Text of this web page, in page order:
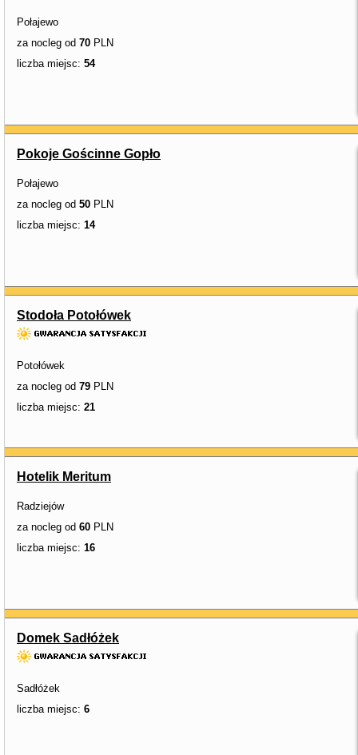
Połajewo
za nocleg od 70 PLN
liczba miejsc: 54
Pokoje Gościnne Gopło
Połajewo
za nocleg od 50 PLN
liczba miejsc: 14
Stodoła Potołówek
Potołówek
za nocleg od 79 PLN
liczba miejsc: 21
Hotelik Meritum
Radziejów
za nocleg od 60 PLN
liczba miejsc: 16
Domek Sadłóżek
Sadłóżek
liczba miejsc: 6